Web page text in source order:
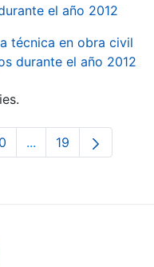
el año 2012
técnica en obra civil
durante el año 2012
Use TAB to
Page...Intermediate Pages
Page
19